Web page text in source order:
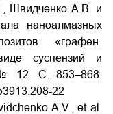
Швидченко А.В. и
наноалмазных
«графен-
суспензий и
12. C. 853–868.
22
A.V., et al.